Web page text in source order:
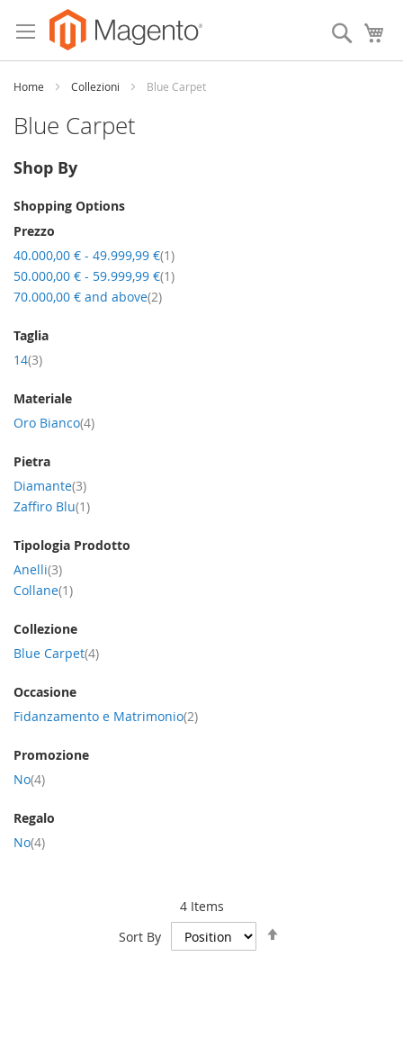
to
Content
Search
Home Collezioni Blue Carpet
Blue Carpet
4Items
Sort By
Shop By
Shopping Options
Prezzo
40.000,00 € - 49.999,99 € 1item
50.000,00 € - 59.999,99 € 1item
70.000,00 € and above 2item
Taglia
14 3item
Materiale
Oro Bianco 4item
Pietra
Diamante 3item
Zaffiro Blu 1item
Tipologia Prodotto
Anelli 3item
Collane 1item
Collezione
Blue Carpet 4item
Occasione
Fidanzamento e Matrimonio 2item
Promozione
No 4item
Regalo
No 4item